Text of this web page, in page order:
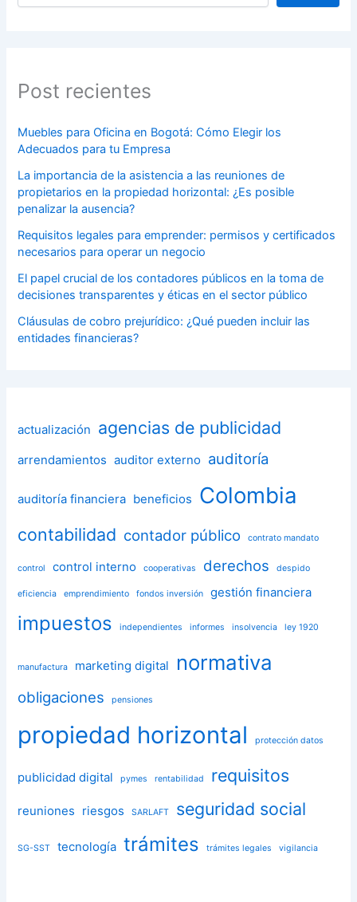
Post recientes
Muebles para Oficina en Bogotá: Cómo Elegir los
Adecuados para tu Empresa
La importancia de la asistencia a las reuniones de
propietarios en la propiedad horizontal: ¿Es posible
penalizar la ausencia?
Requisitos legales para emprender: permisos y certificados
necesarios para operar un negocio
El papel crucial de los contadores públicos en la toma de
decisiones transparentes y éticas en el sector público
Cláusulas de cobro prejurídico: ¿Qué pueden incluir las
entidades financieras?
actualización agencias de publicidad
arrendamientos auditor externo auditoría
auditoría financiera beneficios Colombia
contabilidad contador público contrato mandato
control control interno cooperativas derechos despido
eficiencia emprendimiento fondos inversión gestión financiera
impuestos independientes informes insolvencia ley 1920
manufactura marketing digital normativa
obligaciones pensiones
propiedad horizontal protección datos
publicidad digital pymes rentabilidad requisitos
reuniones riesgos SARLAFT seguridad social
SG-SST tecnología trámites trámites legales vigilancia